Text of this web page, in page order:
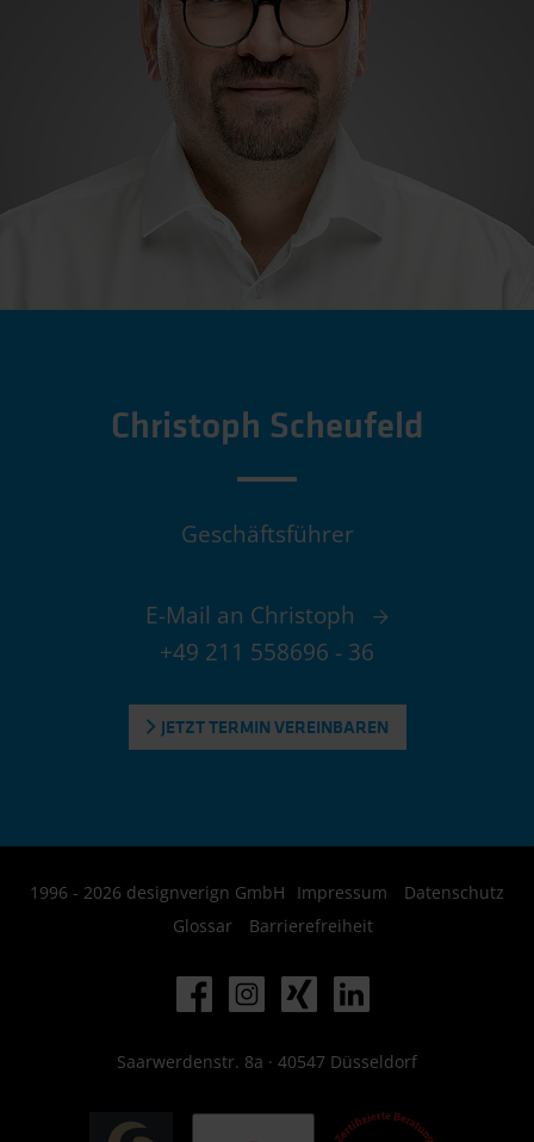
Christoph Scheufeld
Geschäftsführer
E-Mail an Christoph
+49 211 558696 - 36
JETZT TERMIN VEREINBAREN
1996 - 2026 designverign GmbH Impressum
Datenschutz
Glossar
Barrierefreiheit
Saarwerdenstr. 8a · 40547 Düsseldorf